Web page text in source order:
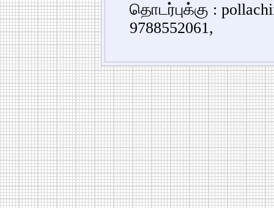
தொடர்புக்கு :
9788552061,